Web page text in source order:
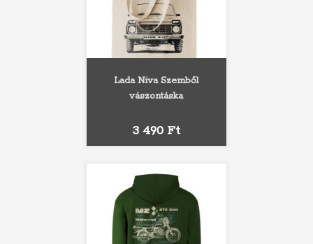
Lada Niva Szemből
vászontáska
Ár
3 490 Ft